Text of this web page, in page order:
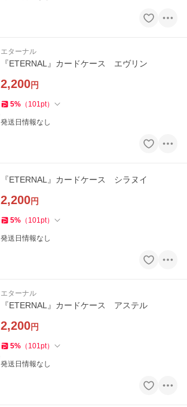
エターナル
『ETERNAL』カードケース エヴリン
2,200円
5% （ 101pt）
発送日情報なし
『ETERNAL』カードケース シラヌイ
2,200円
5% （ 101pt）
発送日情報なし
エターナル
『ETERNAL』カードケース アステル
2,200円
5% （ 101pt）
発送日情報なし